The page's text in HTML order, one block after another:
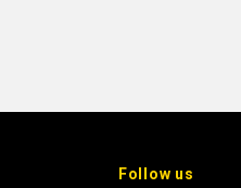
Follow us